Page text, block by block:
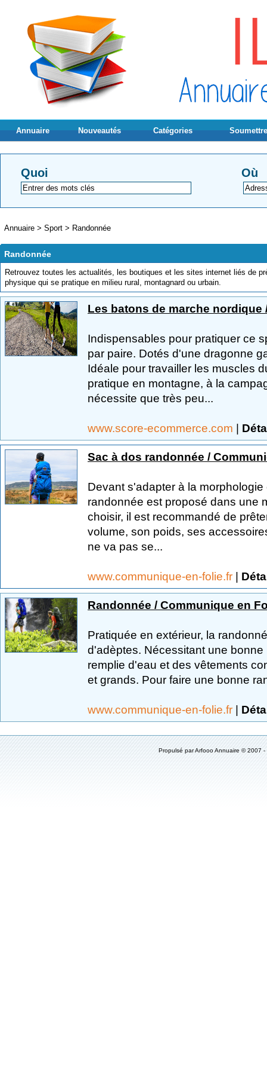
Annuaire Nouveautés Catégories
Quoi Où
Annuaire > Sport > Randonnée
Randonnée
Retrouvez toutes les actualités, les boutiques et les sites internet liés de
physique qui se pratique en milieu rural, montagnard ou urbain.
Les batons de marche nordique
Indispensables pour pratiquer ce
par paire. Dotés d'une dragonne
Idéale pour travailler les muscles
pratique en montagne, à la
nécessite que très peu...
www.score-ecommerce.com |
Sac à dos randonnée /
Devant s'adapter à la
randonnée est proposé dans une
choisir, il est recommandé de
volume, son poids, ses
ne va pas se...
www.communique-en-folie.fr |
Randonnée / Communique en
Pratiquée en extérieur, la
d'adèptes. Nécessitant une
remplie d'eau et des vêtements
et grands. Pour faire une bonne
www.communique-en-folie.fr |
Propulsé parArfooo Annuaire © 2007